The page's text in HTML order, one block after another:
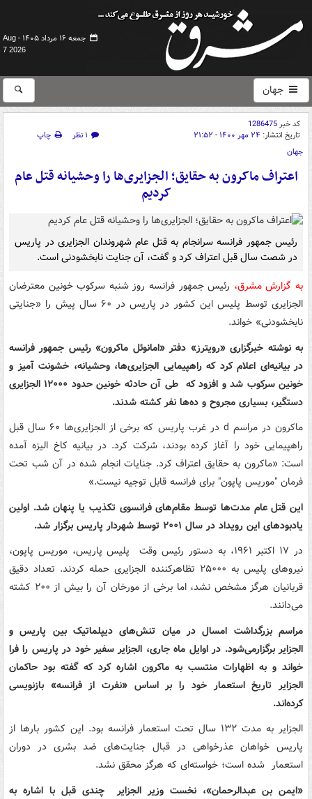
جمعه ۱۶ مرداد ۱۴۰۵ -
Aug
7 2026
جهان
کد خبر1286475
تاریخ انتشار: ۲۴ مهر ۱۴۰۰ - ۲۱:۵۲ ۱ نظر
چاپ
جهان
اعتراف ماکرون به حقایق؛ الجزایری‌ها را وحشیانه قتل عام
کردیم
رئیس جمهور فرانسه سرانجام به قتل عام شهروندان الجزایری در پاریس
در شصت سال قبل اعتراف کرد و گفت، آن جنایت نابخشودنی است.
به گزارش مشرق، رئیس جمهور فرانسه روز شنبه سرکوب خونین معترضان
الجزایری توسط پلیس این کشور در پاریس در ۶۰ سال پیش را «جنایتی
نابخشودنی» خواند.
به نوشته خبرگزاری «رویترز» دفتر «امانوئل ماکرون» رئیس جمهور فرانسه
در بیانیه‌ای اعلام کرد که راهپیمایی الجزایری‌ها، وحشیانه، خشونت آمیز و
خونین سرکوب شد و افزود که طی آن حادثه خونین حدود ۱۲۰۰۰ الجزایری
دستگیر، بسیاری مجروح و ده‌ها نفر کشته شدند.
ماکرون در مراسم d در غرب پاریس که برخی از الجزایری‌ها ۶۰ سال قبل
راهپیمایی خود را آغاز کرده بودند، شرکت کرد. در بیانیه کاخ الیزه آمده
است: «ماکرون به حقایق اعتراف کرد. جنایات انجام شده در آن شب تحت
فرمان "موریس پاپون" برای فرانسه قابل توجیه نیست.»
این قتل عام مدت‌ها توسط مقام‌های فرانسوی تکذیب یا پنهان شد. اولین
یادبودهای این رویداد در سال ۲۰۰۱ توسط شهردار پاریس برگزار شد.
در ۱۷ اکتبر ۱۹۶۱، به دستور رئیس وقت پلیس پاریس، موریس پاپون،
نیروهای پلیس به ۲۵۰۰۰ تظاهرکننده الجزایری حمله کردند. تعداد دقیق
قربانیان هرگز مشخص نشد، اما برخی از مورخان آن را بیش از ۲۰۰ کشته
می‌دانند.
مراسم بزرگداشت امسال در میان تنش‌های دیپلماتیک بین پاریس و
الجزایر برگزارمی‌شود. در اوایل ماه جاری، الجزایر سفیر خود در پاریس را فرا
خواند و به اظهارات منتسب به ماکرون اشاره کرد که گفته بود حاکمان
الجزایر تاریخ استعمار خود را بر اساس «نفرت از فرانسه» بازنویسی
کرده‌اند.
الجزایر به مدت ۱۳۲ سال تحت استعمار فرانسه بود. این کشور بارها از
پاریس خواهان عذرخواهی در قبال جنایت‌های ضد بشری در دوران
استعمار شده است؛ خواسته‌ای که هرگز محقق نشد.
«ایمن بن عبدالرحمان»، نخست وزیر الجزایر چندی قبل با اشاره به